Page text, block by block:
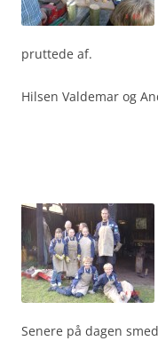
pruttede af.
Hilsen Valdemar og
Senere på dagen